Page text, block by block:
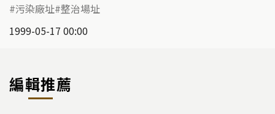
污染廠址 整治場址
1999-05-17 00:00
編輯推薦